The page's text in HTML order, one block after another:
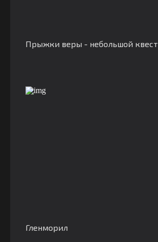
Прыжки веры - небольшой квест
Гленморил